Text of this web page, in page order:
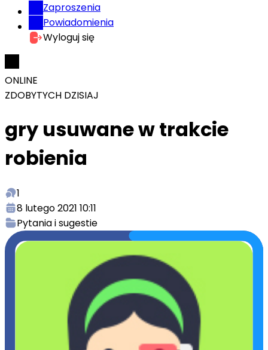
Zaproszenia
Powiadomienia
Wyloguj się
ONLINE
ZDOBYTYCH DZISIAJ
gry usuwane w trakcie
robienia
1
8 lutego 2021 10:11
Pytania i sugestie